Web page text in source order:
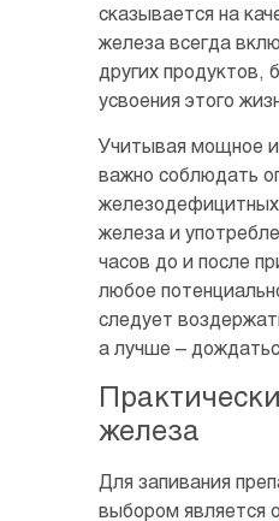
сказывается на
железа всегда
других продуктов,
усвоения этого
Учитывая мощное
важно соблюдать
железодефицитных
железа и
часов до и после
любое
следует
а лучше –
железа
Для запивания
выбором является